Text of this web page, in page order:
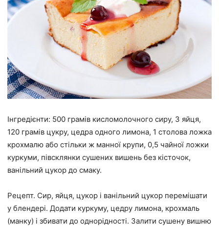
Інгредієнти: 500 грамів кисломолочного сиру, 3 яйця,
120 грамів цукру, цедра одного лимона, 1 столова ложка
крохмалю або стільки ж манної крупи, 0,5 чайної ложки
куркуми, півсклянки сушених вишень без кісточок,
ванільний цукор до смаку.
Рецепт. Сир, яйця, цукор і ванільний цукор перемішати
у блендері. Додати куркуму, цедру лимона, крохмаль
(манку) і збивати до однорідності. Залити сушену вишню